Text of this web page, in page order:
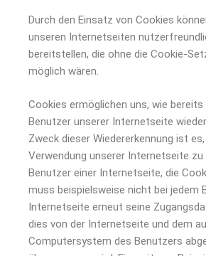
Durch den Einsatz von Cookies
unseren Internetseiten
bereitstellen, die ohne die Cookie-
möglich wären.
Cookies ermöglichen uns, wie bereits
Benutzer unserer Internetseite
Zweck dieser Wiedererkennung ist
Verwendung unserer Internetseite zu
Benutzer einer Internetseite, die
muss beispielsweise nicht bei jedem
Internetseite erneut seine
dies von der Internetseite und dem
Computersystem des Benutzers